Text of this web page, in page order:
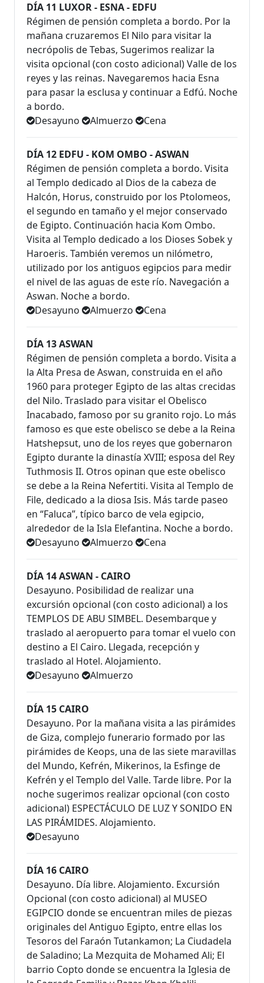
DÍA 11 LUXOR - ESNA - EDFU
Régimen de pensión completa a bordo. Por la
mañana cruzaremos El Nilo para visitar la
necrópolis de Tebas, Sugerimos realizar la
visita opcional (con costo adicional) Valle de los
reyes y las reinas. Navegaremos hacia Esna
para pasar la esclusa y continuar a Edfú. Noche
a bordo.
Desayuno
Almuerzo Cena
DÍA 12 EDFU - KOM OMBO - ASWAN
Régimen de pensión completa a bordo. Visita
al Templo dedicado al Dios de la cabeza de
Halcón, Horus, construido por los Ptolomeos,
el segundo en tamaño y el mejor conservado
de Egipto. Continuación hacia Kom Ombo.
Visita al Templo dedicado a los Dioses Sobek y
Haroeris. También veremos un nilómetro,
utilizado por los antiguos egipcios para medir
el nivel de las aguas de este río. Navegación a
Aswan. Noche a bordo.
Desayuno
Almuerzo Cena
DÍA 13 ASWAN
Régimen de pensión completa a bordo. Visita a
la Alta Presa de Aswan, construida en el año
1960 para proteger Egipto de las altas crecidas
del Nilo. Traslado para visitar el Obelisco
Inacabado, famoso por su granito rojo. Lo más
famoso es que este obelisco se debe a la Reina
Hatshepsut, uno de los reyes que gobernaron
Egipto durante la dinastía XVIII; esposa del Rey
Tuthmosis II. Otros opinan que este obelisco
se debe a la Reina Nefertiti. Visita al Templo de
File, dedicado a la diosa Isis. Más tarde paseo
en “Faluca”, típico barco de vela egipcio,
alrededor de la Isla Elefantina. Noche a bordo.
Desayuno
Almuerzo Cena
DÍA 14 ASWAN - CAIRO
Desayuno. Posibilidad de realizar una
excursión opcional (con costo adicional) a los
TEMPLOS DE ABU SIMBEL. Desembarque y
traslado al aeropuerto para tomar el vuelo con
destino a El Cairo. Llegada, recepción y
traslado al Hotel. Alojamiento.
Desayuno
Almuerzo
DÍA 15 CAIRO
Desayuno. Por la mañana visita a las pirámides
de Giza, complejo funerario formado por las
pirámides de Keops, una de las siete maravillas
del Mundo, Kefrén, Mikerinos, la Esfinge de
Kefrén y el Templo del Valle. Tarde libre. Por la
noche sugerimos realizar opcional (con costo
adicional) ESPECTÁCULO DE LUZ Y SONIDO EN
LAS PIRÁMIDES. Alojamiento.
Desayuno
DÍA 16 CAIRO
Desayuno. Día libre. Alojamiento. Excursión
Opcional (con costo adicional) al MUSEO
EGIPCIO donde se encuentran miles de piezas
originales del Antiguo Egipto, entre ellas los
Tesoros del Faraón Tutankamon; La Ciudadela
de Saladino; La Mezquita de Mohamed Ali; El
barrio Copto donde se encuentra la Iglesia de